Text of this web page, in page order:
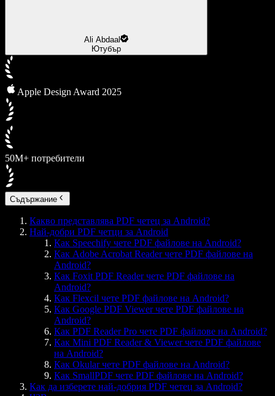
Ali Abdaal
Ютубър
Apple Design Award 2025
50M+ потребители
Съдържание
Какво представлява PDF четец за Android?
Най-добри PDF четци за Android
Как Speechify чете PDF файлове на Android?
Как Adobe Acrobat Reader чете PDF файлове на
Android?
Как Foxit PDF Reader чете PDF файлове на
Android?
Как Flexcil чете PDF файлове на Android?
Как Google PDF Viewer чете PDF файлове на
Android?
Как PDF Reader Pro чете PDF файлове на Android?
Как Mini PDF Reader & Viewer чете PDF файлове
на Android?
Как Okular чете PDF файлове на Android?
Как SmallPDF чете PDF файлове на Android?
Как да изберете най-добрия PDF четец за Android?